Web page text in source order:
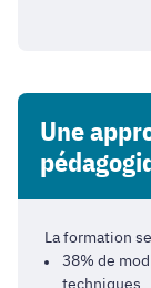
Une
La formation
38% de
techniques